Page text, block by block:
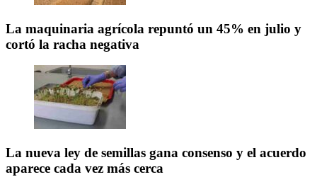
La maquinaria agrícola repuntó un 45% en julio y
cortó la racha negativa
La nueva ley de semillas gana consenso y el acuerdo
aparece cada vez más cerca